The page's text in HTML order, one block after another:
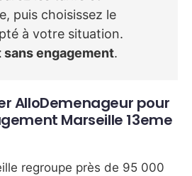
puis choisissez le
à votre situation.
sans engagement.
AlloDemenageur pour
Marseille 13eme
regroupe près de 95 000